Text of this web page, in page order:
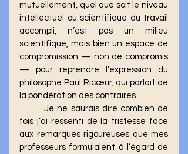
mutuellement, quel que soit le niveau
intellectuel ou scientifique du travail
accompli, n’est pas un milieu
scientifique, mais bien un espace de
compromission — non de compromis
— pour reprendre l’expression du
philosophe Paul Ricœur, qui parlait de
la pondération des contraires.
	Je ne saurais dire combien de
fois j’ai ressenti de la tristesse face
aux remarques rigoureuses que mes
professeurs formulaient à l’égard de